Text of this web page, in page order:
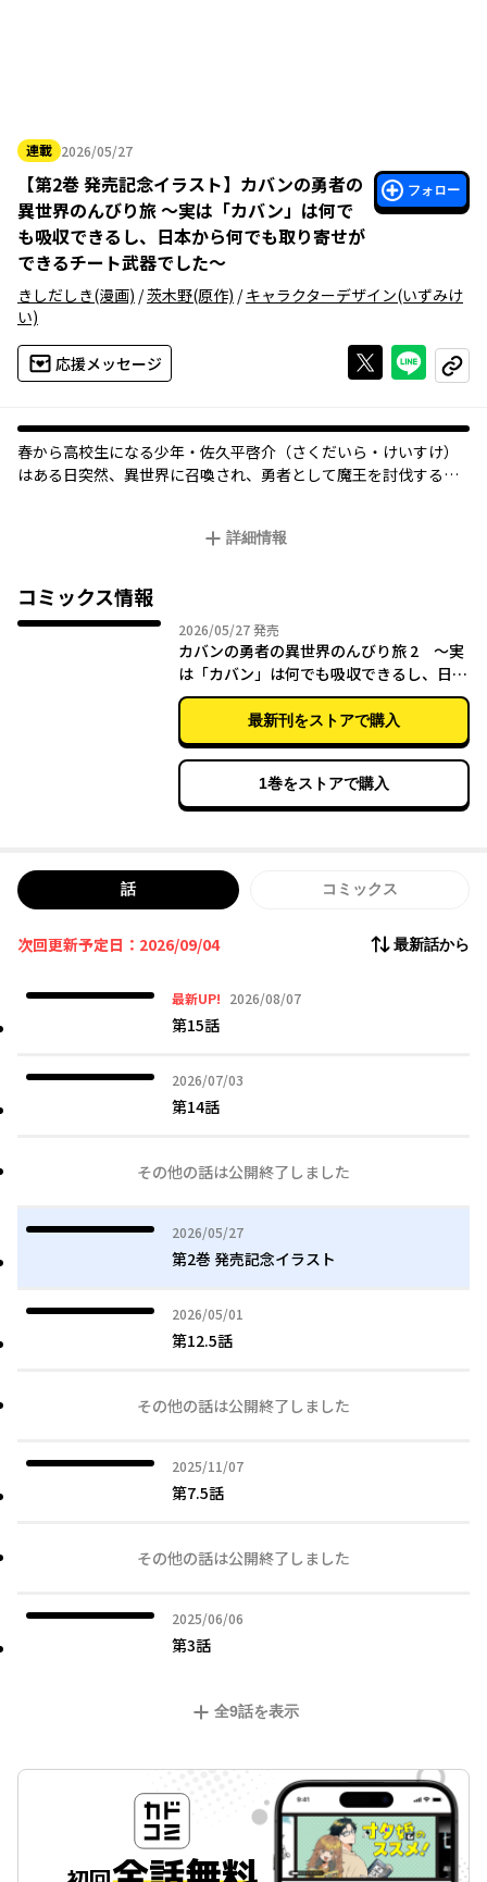
連載 2026/05/27
2026年05月27日
【第2巻 発売記念イラスト】 カバンの勇者の
異世界のんびり旅 ～実は「カバン」は何で
も吸収できるし、日本から何でも取り寄せが
できるチート武器でした～
フォロー
きしだしき(漫画) /茨木野(原作) /キャラクターデザイン(いずみけ
い)
応援メッセージ Xで投稿する
ライン
コピー
春から高校生になる少年・佐久平啓介（さくだいら・けいすけ）
はある日突然、異世界に召喚され、勇者として魔王を討伐するよ
ルを貼られ、啓介は召喚主である女王によって強力モンスターひ
そのまま死ぬしかないと思われた啓介──だが、ハズレ武器の
【カバン】には、驚くべきチートな能力が数多く備わっているこ
カバン１つで異世界を旅する“とんでもジャーニー物語”、開幕!!
詳細情報
コミックス情報
2026/05/272026年05月27日
発売
カバンの勇者の異世界のんびり旅 2 ～実
は「カバン」は何でも吸収できるし、日本
から何でも取り寄せができるチート武器で
最新刊をストアで購入
1巻をストアで購入
話 コミックス
次回更新予定日：2026/09/04 最新話から
最新UP! 2026/08/07
2026年08月07日
第15話
2026/07/03
2026年07月03日
第14話
その他の話は公開終了しました
2026/05/27
2026年05月27日
第2巻 発売記念イラスト
2026/05/01
2026年05月01日
第12.5話
その他の話は公開終了しました
2025/11/07
2025年11月07日
第7.5話
その他の話は公開終了しました
2025/06/06
2025年06月06日
第3話
全9話を表示